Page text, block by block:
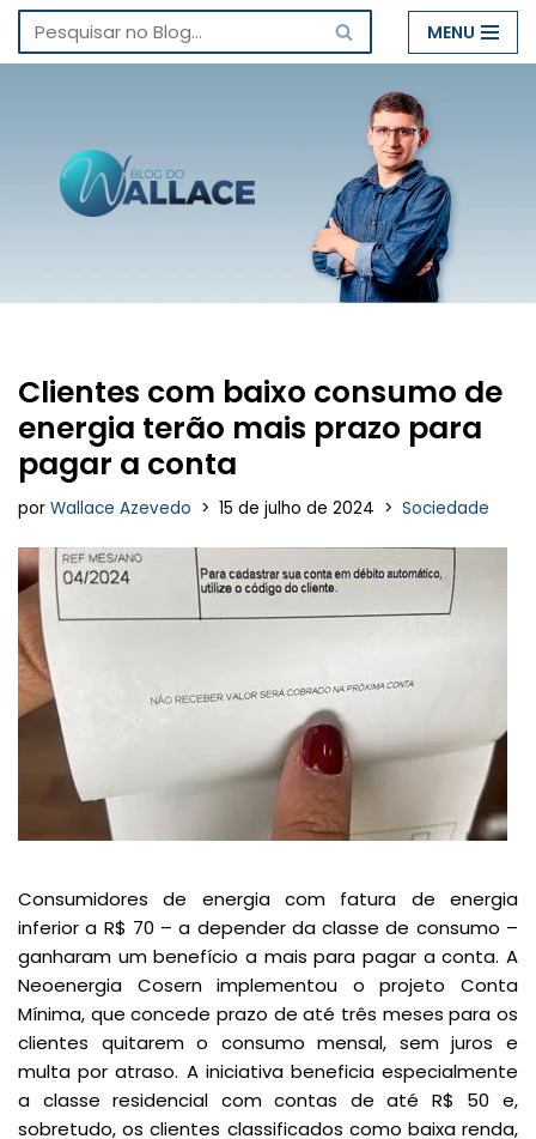
Pular
conteúdo
MENU
Clientes com baixo consumo de
energia terão mais prazo para
pagar a conta
por Wallace Azevedo 15 de julho de 2024 Sociedade
Consumidores de energia com fatura de energia
inferior a R$ 70 – a depender da classe de consumo –
ganharam um benefício a mais para pagar a conta. A
Neoenergia Cosern implementou o projeto Conta
Mínima, que concede prazo de até três meses para os
clientes quitarem o consumo mensal, sem juros e
multa por atraso. A iniciativa beneficia especialmente
a classe residencial com contas de até R$ 50 e,
sobretudo, os clientes classificados como baixa renda,